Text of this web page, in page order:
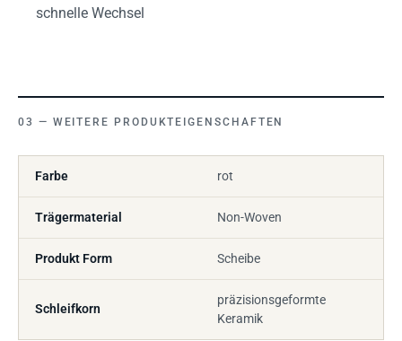
schnelle Wechsel
WEITERE PRODUKTEIGENSCHAFTEN
Farbe rot
Trägermaterial Non-Woven
Produkt Form Scheibe
Schleifkorn
präzisionsgeformte
Keramik